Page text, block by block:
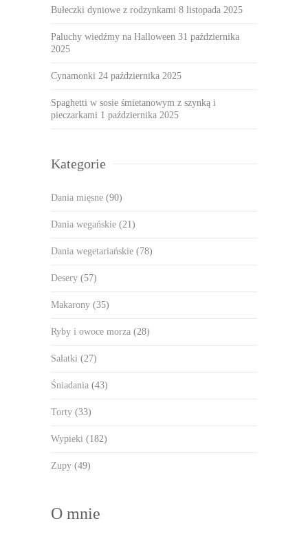
Bułeczki dyniowe z rodzynkami 8 listopada 2025
Paluchy wiedźmy na Halloween 31 października
2025
Cynamonki 24 października 2025
Spaghetti w sosie śmietanowym z szynką i
pieczarkami 1 października 2025
Kategorie
Dania mięsne (90)
Dania wegańskie (21)
Dania wegetariańskie (78)
Desery (57)
Makarony (35)
Ryby i owoce morza (28)
Sałatki (27)
Śniadania (43)
Torty (33)
Wypieki (182)
Zupy (49)
O mnie